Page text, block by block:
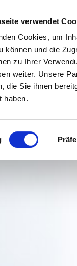
verwendet
Cookies, um
können und die
zu Ihrer
weiter. Unsere
die Sie ihnen
haben.